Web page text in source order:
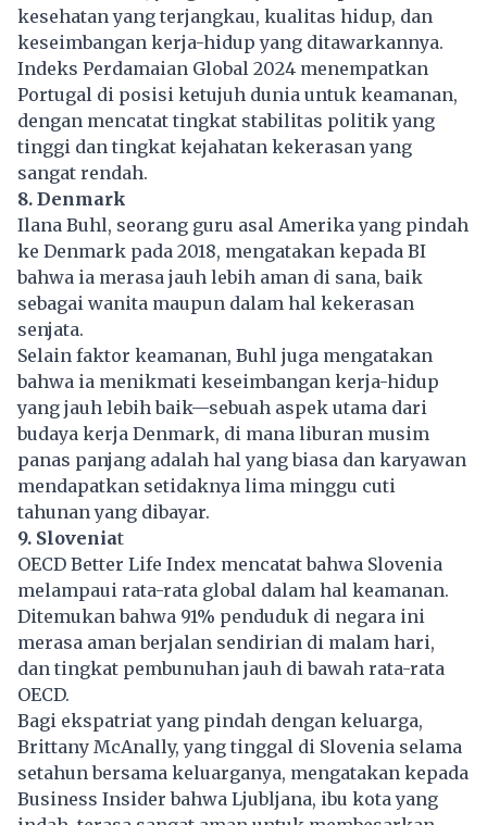
kesehatan yang terjangkau, kualitas hidup, dan
keseimbangan kerja-hidup yang ditawarkannya.
Indeks Perdamaian Global 2024 menempatkan
Portugal di posisi ketujuh dunia untuk keamanan,
dengan mencatat tingkat stabilitas politik yang
tinggi dan tingkat kejahatan kekerasan yang
sangat rendah.
8. Denmark
Ilana Buhl, seorang guru asal Amerika yang pindah
ke Denmark pada 2018, mengatakan kepada BI
bahwa ia merasa jauh lebih aman di sana, baik
sebagai wanita maupun dalam hal kekerasan
senjata.
Selain faktor keamanan, Buhl juga mengatakan
bahwa ia menikmati keseimbangan kerja-hidup
yang jauh lebih baik—sebuah aspek utama dari
budaya kerja Denmark, di mana liburan musim
panas panjang adalah hal yang biasa dan karyawan
mendapatkan setidaknya lima minggu cuti
tahunan yang dibayar.
9. Sloveniat
OECD Better Life Index mencatat bahwa Slovenia
melampaui rata-rata global dalam hal keamanan.
Ditemukan bahwa 91% penduduk di negara ini
merasa aman berjalan sendirian di malam hari,
dan tingkat pembunuhan jauh di bawah rata-rata
OECD.
Bagi ekspatriat yang pindah dengan keluarga,
Brittany McAnally, yang tinggal di Slovenia selama
setahun bersama keluarganya, mengatakan kepada
Business Insider bahwa Ljubljana, ibu kota yang